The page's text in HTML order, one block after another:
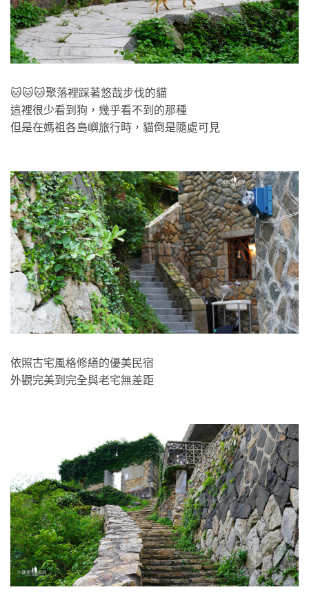
🐱🐱🐱聚落裡踩著悠哉步伐的貓
這裡很少看到狗，幾乎看不到的那種
但是在媽祖各島嶼旅行時，貓倒是隨處可見
依照古宅風格修繕的優美民宿
外觀完美到完全與老宅無差距